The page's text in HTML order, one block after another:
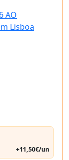
+11,50€/un